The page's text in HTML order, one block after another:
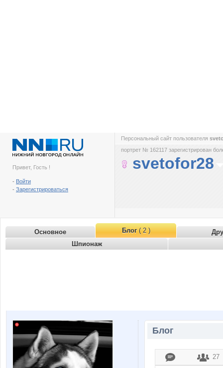
Привет, Гость !
- Войти
- Зарегистрироваться
Персональный сайт пользователя
портрет № 162117 зарегистрирован
svetofor28
Основное Блог( 2 )
Шпионаж
Блог
27